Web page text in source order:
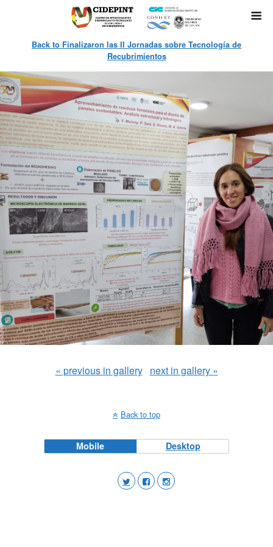
Back to Finalizaron las II Jornadas sobre Tecnología de
Recubrimientos
« previous in gallery next in gallery »
Back to top
Mobile Desktop